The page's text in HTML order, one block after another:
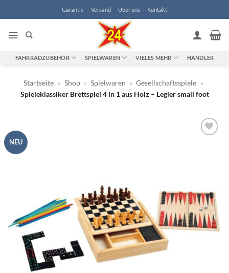
Garantie Versand Über uns Kontakt
FAHRRADZUBEHÖR SPIELWAREN VIELES MEHR HÄNDLER
Startseite » Shop » Spielwaren » Gesellschaftsspiele »
Spieleklassiker Brettspiel 4 in 1 aus Holz – Legler small foot
NEU